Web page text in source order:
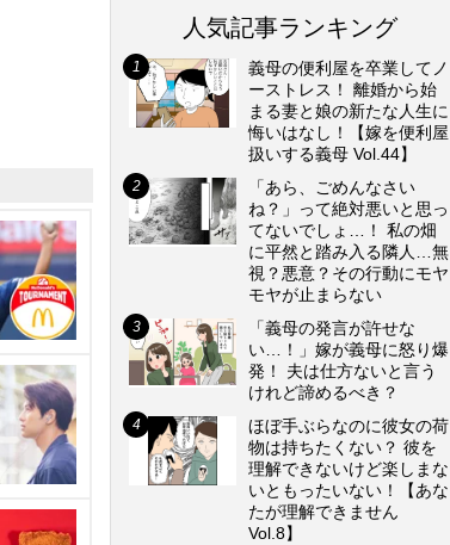
人気記事ランキング
義母の便利屋を卒業してノ
ーストレス！ 離婚から始
まる妻と娘の新たな人生に
悔いはなし！【嫁を便利屋
扱いする義母 Vol.44】
「あら、ごめんなさい
ね？」って絶対悪いと思っ
てないでしょ…！ 私の畑
に平然と踏み入る隣人…無
視？悪意？その行動にモヤ
モヤが止まらない
「義母の発言が許せな
い…！」嫁が義母に怒り爆
発！ 夫は仕方ないと言う
けれど諦めるべき？
ほぼ手ぶらなのに彼女の荷
物は持ちたくない？ 彼を
理解できないけど楽しまな
いともったいない！【あな
たが理解できません
Vol.8】